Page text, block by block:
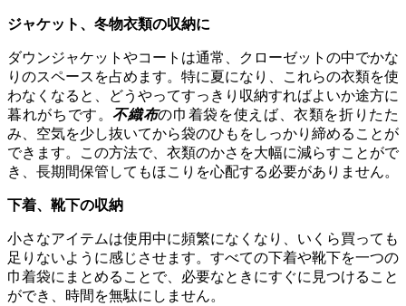
ジャケット、冬物衣類の収納に
ダウンジャケットやコートは通常、クローゼットの中でかな
りのスペースを占めます。特に夏になり、これらの衣類を使
わなくなると、どうやってすっきり収納すればよいか途方に
暮れがちです。不織布の巾着袋を使えば、衣類を折りたた
み、空気を少し抜いてから袋のひもをしっかり締めることが
できます。この方法で、衣類のかさを大幅に減らすことがで
き、長期間保管してもほこりを心配する必要がありません。
下着、靴下の収納
小さなアイテムは使用中に頻繁になくなり、いくら買っても
足りないように感じさせます。すべての下着や靴下を一つの
巾着袋にまとめることで、必要なときにすぐに見つけること
ができ、時間を無駄にしません。